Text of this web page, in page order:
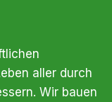
aller durch
Wir bauen